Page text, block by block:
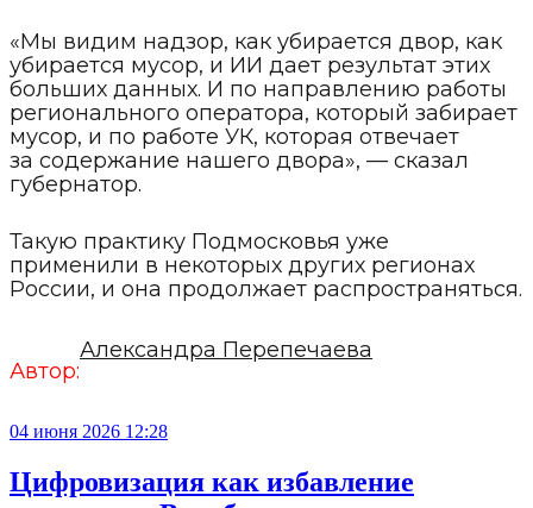
«Мы видим надзор, как убирается двор, как
убирается мусор, и ИИ дает результат этих
больших данных. И по направлению работы
регионального оператора, который забирает
мусор, и по работе УК, которая отвечает
за содержание нашего двора», — сказал
губернатор.
Такую практику Подмосковья уже
применили в некоторых других регионах
России, и она продолжает распространяться.
Автор:
Александра Перепечаева
04 июня 2026 12:28
Цифровизация как избавление